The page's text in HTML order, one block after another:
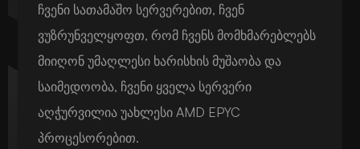
ჩვენი სათამაშო სერვერებით, ჩვენ
ვუზრუნველყოფთ, რომ ჩვენს მომხმარებლებს
მიიღონ უმაღლესი ხარისხის მუშაობა და
საიმედოობა, ჩვენი ყველა სერვერი
აღჭურვილია უახლესი AMD EPYC
პროცესორებით.